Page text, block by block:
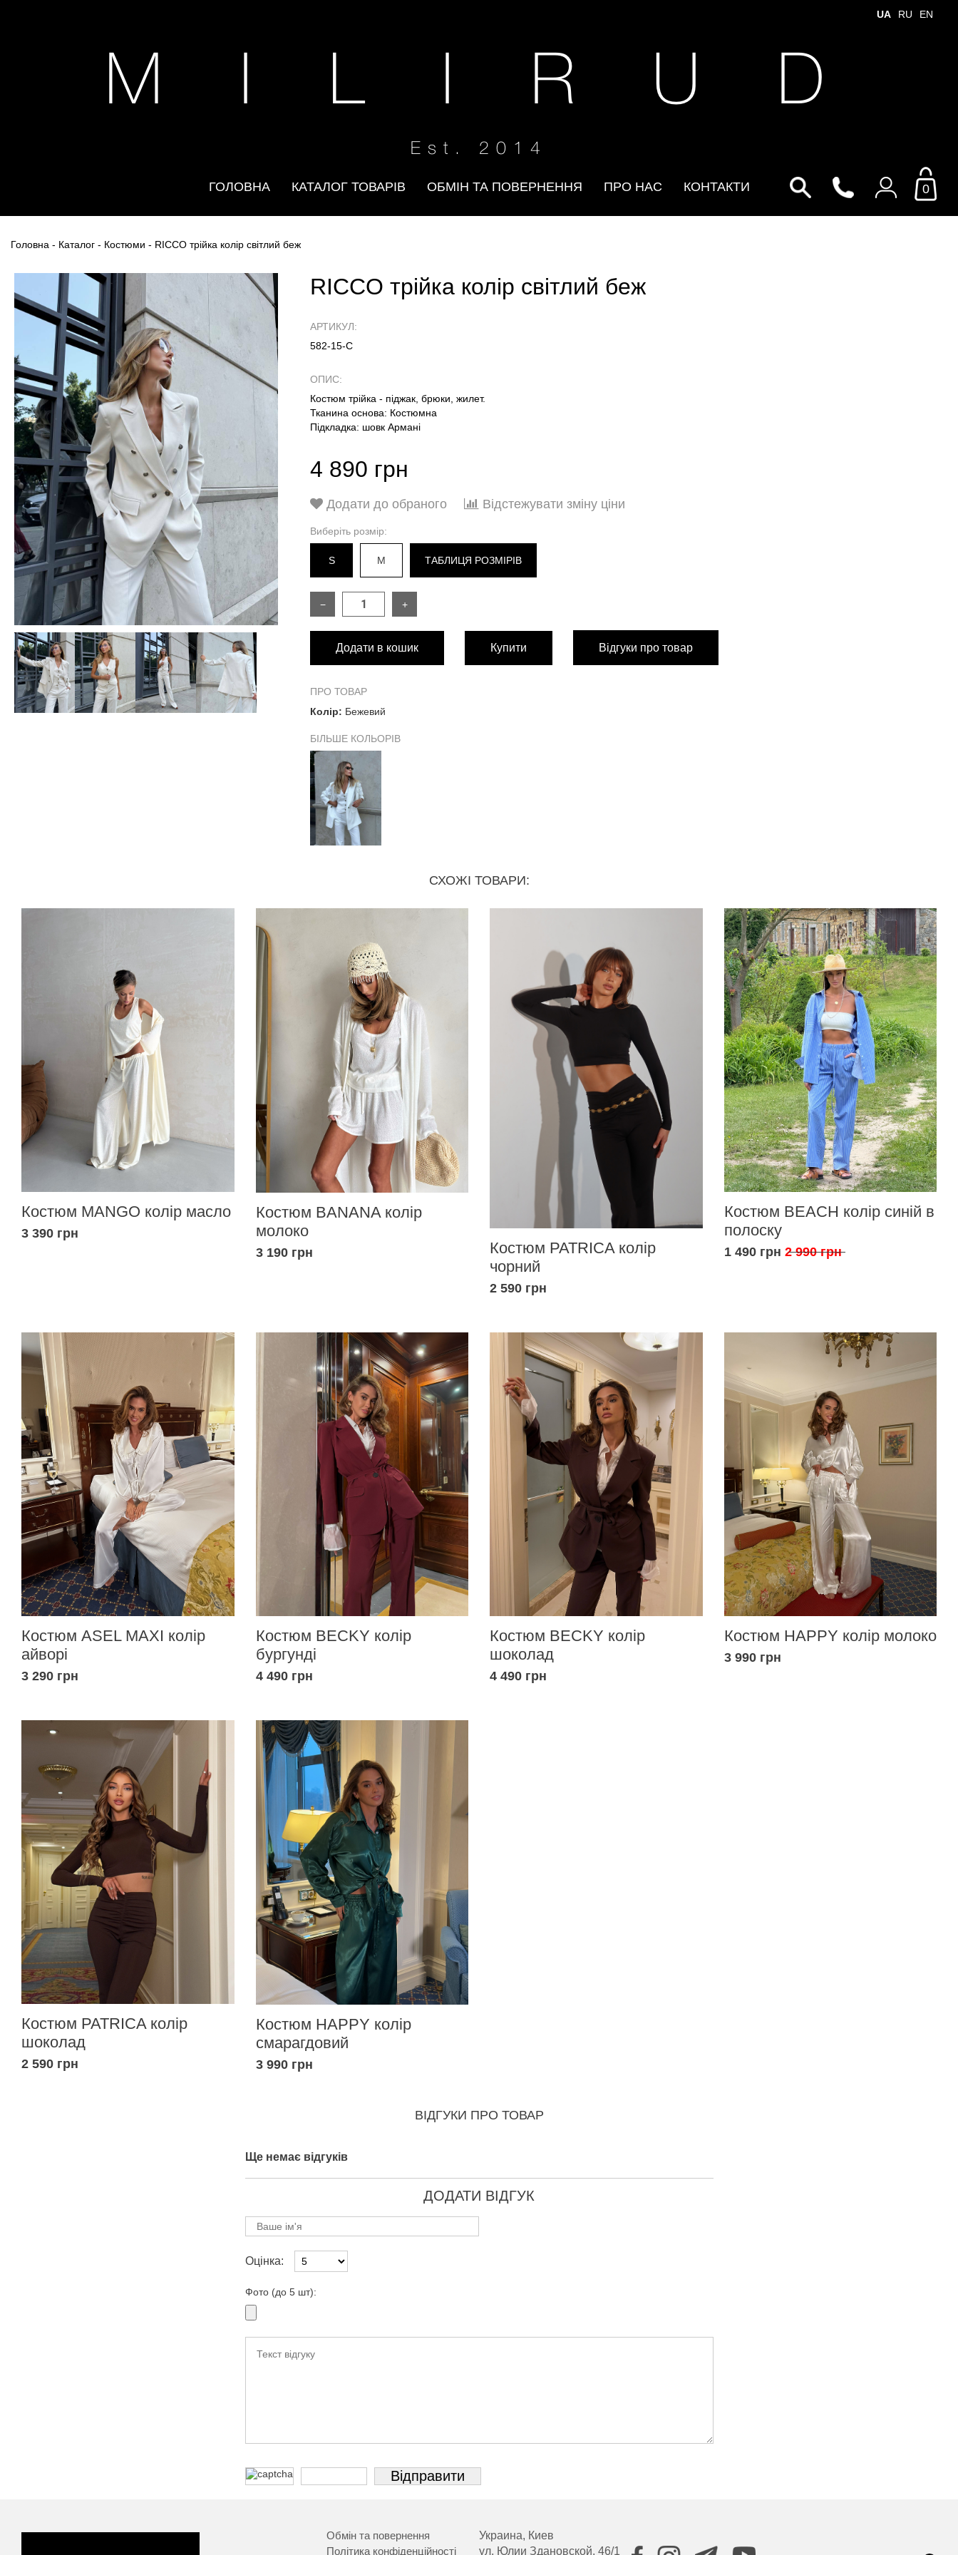
UA RU EN
M I L I R U D
Est. 2014
ГОЛОВНА КАТАЛОГ ТОВАРІВ ОБМІН ТА ПОВЕРНЕННЯ ПРО НАС КОНТАКТИ 0
Головна - Каталог - Костюми - RICCO трійка колір світлий беж
RICCO трійка колір світлий беж
АРТИКУЛ:
582-15-С
ОПИС:
Костюм трійка - піджак, брюки, жилет.
Тканина основа: Костюмна
Підкладка: шовк Армані
4 890 грн
Додати до обраного Відстежувати зміну ціни
Виберіть розмір:
S M ТАБЛИЦЯ РОЗМІРІВ
ПІДЖАК:
114 см
86 см
− +
Додати в кошик Купити Відгуки про товар
ПРО ТОВАР
Колір: Бежевий
БІЛЬШЕ КОЛЬОРІВ
СХОЖІ ТОВАРИ:
Костюм MANGO колір масло
3 390 грн
Костюм BANANA колір
молоко
3 190 грн
Костюм PATRICA колір
чорний
2 590 грн
Костюм BEACH колір синій в
полоску
1 490 грн 2 990 грн
Костюм ASEL MAXI колір
айворі
3 290 грн
Костюм BECKY колір
бургунді
4 490 грн
Костюм BECKY колір
шоколад
4 490 грн
Костюм HAPPY колір молоко
3 990 грн
Костюм PATRICA колір
шоколад
2 590 грн
Костюм HAPPY колір
смарагдовий
3 990 грн
ВІДГУКИ ПРО ТОВАР
Ще немає відгуків
ДОДАТИ ВІДГУК
Оцінка:
Фото (до 5 шт):
Обмін та повернення
Політика конфіденційності
Украина, Киев
ул. Юлии Здановской, 46/1